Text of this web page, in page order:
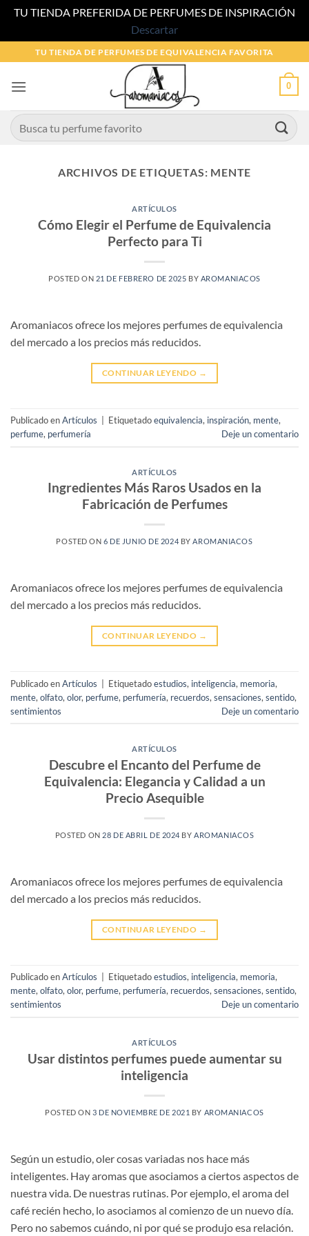
TU TIENDA PREFERIDA DE PERFUMES DE INSPIRACIÓN
Descartar
al
contenido
TU TIENDA DE PERFUMES DE EQUIVALENCIA FAVORITA
0
Buscar
por:
ARCHIVOS DE ETIQUETAS: MENTE
ARTÍCULOS
Cómo Elegir el Perfume de Equivalencia
Perfecto para Ti
POSTED ON 21 DE FEBRERO DE 2025 BY AROMANIACOS
Aromaniacos ofrece los mejores perfumes de equivalencia
del mercado a los precios más reducidos.
CONTINUAR LEYENDO →
Publicado enArtículos Etiquetadoequivalencia, inspiración, mente,
perfume, perfumería Deje un comentario
ARTÍCULOS
Ingredientes Más Raros Usados en la
Fabricación de Perfumes
POSTED ON6 DE JUNIO DE 2024 BYAROMANIACOS
Aromaniacos ofrece los mejores perfumes de equivalencia
del mercado a los precios más reducidos.
CONTINUAR LEYENDO →
Publicado enArtículos Etiquetadoestudios, inteligencia, memoria,
mente, olfato, olor, perfume, perfumería, recuerdos, sensaciones, sentido,
sentimientos
Deje un comentario
ARTÍCULOS
Descubre el Encanto del Perfume de
Equivalencia: Elegancia y Calidad a un
Precio Asequible
POSTED ON 28 DE ABRIL DE 2024 BYAROMANIACOS
Aromaniacos ofrece los mejores perfumes de equivalencia
del mercado a los precios más reducidos.
CONTINUAR LEYENDO →
Publicado enArtículos Etiquetadoestudios, inteligencia, memoria,
mente,olfato,olor, perfume, perfumería, recuerdos,sensaciones,sentido,
sentimientos
Deje un comentario
ARTÍCULOS
Usar distintos perfumes puede aumentar su
inteligencia
POSTED ON 3 DE NOVIEMBRE DE 2021 BY AROMANIACOS
Según un estudio, oler cosas variadas nos hace más
inteligentes. Hay aromas que asociamos a ciertos aspectos de
nuestra vida. De nuestras rutinas. Por ejemplo, el aroma del
café recién hecho, lo asociamos al comienzo de un nuevo día.
Pero no sabemos cuándo, ni por qué se produjo esa relación.